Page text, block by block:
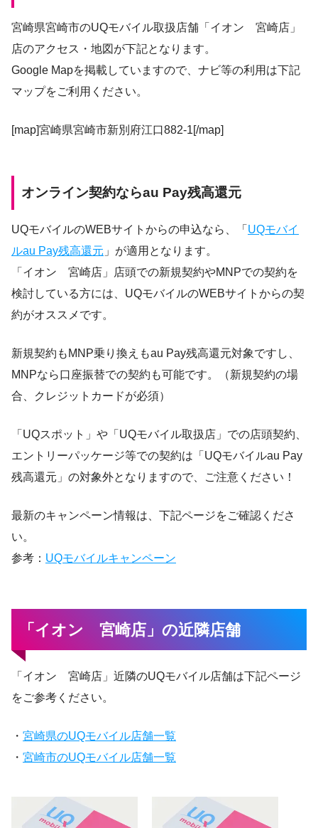
宮崎県宮崎市のUQモバイル取扱店舗「イオン 宮崎店」
店のアクセス・地図が下記となります。
Google Mapを掲載していますので、ナビ等の利用は下記
マップをご利用ください。
[map]宮崎県宮崎市新別府江口882-1[/map]
オンライン契約ならau Pay残高還元
UQモバイルのWEBサイトからの申込なら、「 UQモバイ
ルau Pay残高還元 」が適用となります。
「イオン 宮崎店」店頭での新規契約やMNPでの契約を
検討している方には、UQモバイルのWEBサイトからの契
約がオススメです。
新規契約もMNP乗り換えもau Pay残高還元対象ですし、
MNPなら口座振替での契約も可能です。（新規契約の場
合、クレジットカードが必須）
「UQスポット」や「UQモバイル取扱店」での店頭契約、
エントリーパッケージ等での契約は「UQモバイルau Pay
残高還元」の対象外となりますので、ご注意ください！
最新のキャンペーン情報は、下記ページをご確認くださ
い。
参考： UQモバイルキャンペーン
「イオン 宮崎店」の近隣店舗
「イオン 宮崎店」近隣のUQモバイル店舗は下記ページ
をご参考ください。
・ 宮崎県のUQモバイル店舗一覧
・ 宮崎市のUQモバイル店舗一覧